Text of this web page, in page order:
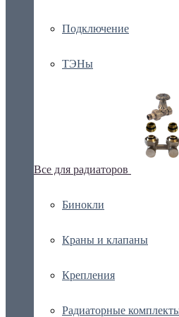
Подключение
ТЭНы
Все для радиаторов
Бинокли
Краны и клапаны
Крепления
Радиаторные